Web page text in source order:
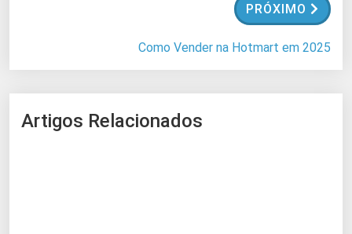
PRÓXIMO
Como Vender na Hotmart em 2025
Artigos Relacionados